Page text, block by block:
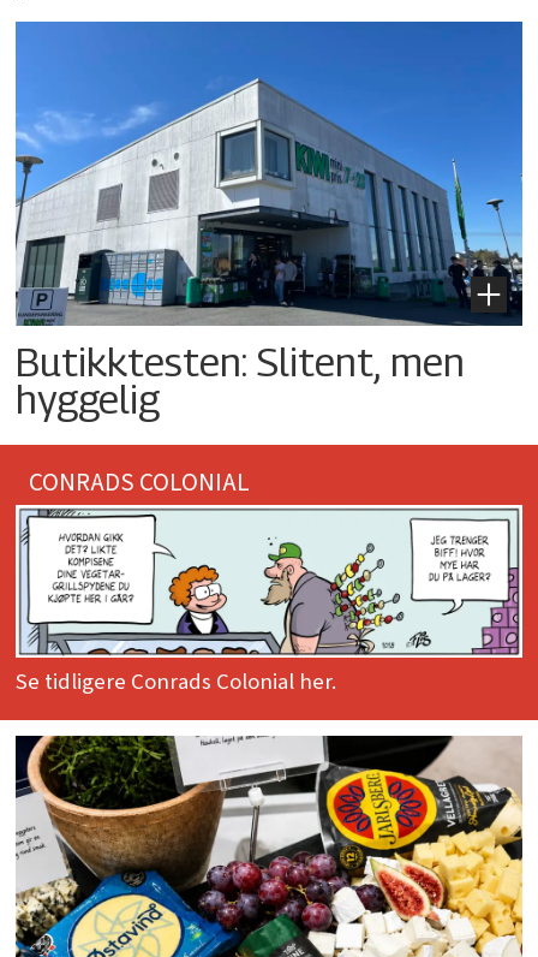
Butikktesten: Slitent, men
hyggelig
CONRADS COLONIAL
Se tidligere Conrads Colonial her.